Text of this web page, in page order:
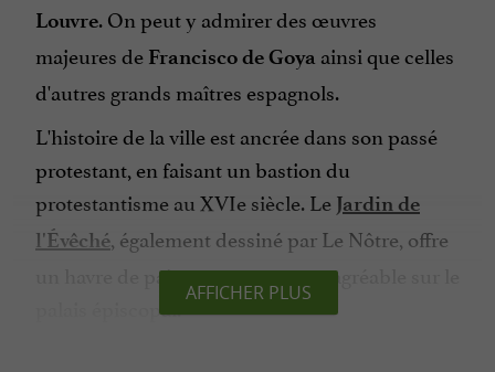
Louvre. On peut y admirer des œuvres
majeures de FranciscodeGoya ainsi que celles
d'autres grands maîtres espagnols.
L'histoire de la ville est ancrée dans son passé
protestant, en faisant un bastion du
protestantisme au XVIe siècle. Le Jardin de
l'Évêché, également dessiné par Le Nôtre, offre
un havre de paix et un panorama agréable sur le
palais épiscopal.AFFICHER PLUS